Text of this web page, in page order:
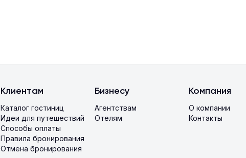
Клиентам
Каталог гостиниц
Идеи для путешествий
Способы оплаты
Правила бронирования
Отмена бронирования
Бизнесу
Агентствам
Отелям
Компания
О компании
Контакты